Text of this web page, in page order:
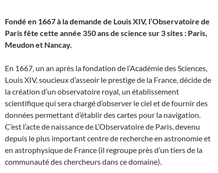
Fondé en 1667 à la demande de Louis XIV, l’Observatoire de
Paris fête cette année 350 ans de science sur 3 sites : Paris,
Meudon et Nancay.
En 1667, un an après la fondation de l’Académie des Sciences,
Louis XIV, soucieux d’asseoir le prestige de la France, décide de
la création d’un observatoire royal, un établissement
scientifique qui sera chargé d’observer le ciel et de fournir des
données permettant d’établir des cartes pour la navigation.
C’est l’acte de naissance de L’Observatoire de Paris, devenu
depuis le plus important centre de recherche en astronomie et
en astrophysique de France (il regroupe près d’un tiers de la
communauté des chercheurs dans ce domaine).